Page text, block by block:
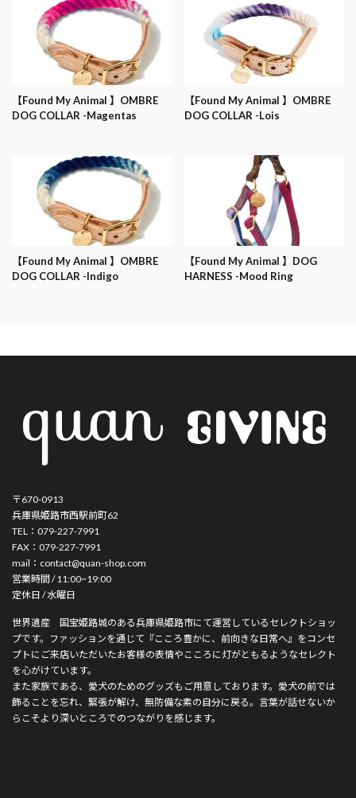
【Found My Animal 】OMBRE
DOG COLLAR -Magentas
【Found My Animal 】OMBRE
DOG COLLAR -Lois
【Found My Animal 】OMBRE
DOG COLLAR -Indigo
【Found My Animal 】DOG
HARNESS -Mood Ring
〒670-0913
兵庫県姫路市西駅前町62
TEL：079-227-7991
FAX：079-227-7991
mail：contact@quan-shop.com
営業時間 / 11:00~19:00
定休日 / 水曜日
世界遺産 国宝姫路城のある兵庫県姫路市にて運営しているセレクトショッ
プです。ファッションを通じて『こころ豊かに、前向きな日常へ』をコンセ
プトにご来店いただいたお客様の表情やこころに灯がともるようなセレクト
を心がけています。
また家族である、愛犬のためのグッズもご用意しております。愛犬の前では
飾ることを忘れ、緊張が解け、無防備な素の自分に戻る。言葉が話せないか
らこそより深いところでのつながりを感じます。